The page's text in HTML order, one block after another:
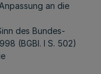
an die
des Bundes-
(BGBl. I S. 502)